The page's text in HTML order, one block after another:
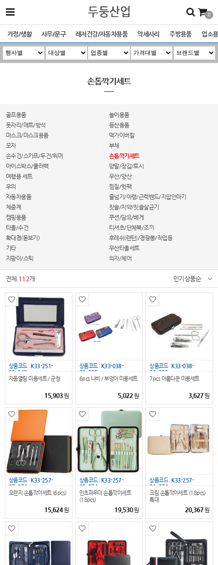
0
가정/생활 사무/문구 레저건강/자동차용품 악세사리 주방용품 업소
손톱깍기세트
골프용품
놀이용품
돗자리/매트/방석
등산용품
마스크/마스크용품
맥가이버칼
모자
부채
손수건/스카프/두건/워머
손톱깍기세트
아이스박스/쿨러백
양말/장갑/토시
여행용 세트
우산/양산
우의
찜질/핫팩
자동차용품
줄넘기/아령/근력밴드/지압안마기
체중계
칫솔/치약/칫솔살균기
캠핑용품
쿠션/담요/베게
타올/수건
티셔츠/단체복/조끼
확대경(돋보기)
후레쉬(랜턴)/경광봉/작업등
기타
우산타올세트
지팡이/스틱
의자/체어
전체 112개 인기상품순
상품코드 :K33-251-
20_148
자동열림 미용세트 / 군청
15,903원
상품코드 :K33-038-
03_275
6pcs 나비 / 부엉이 미용세트
5,022원
상품코드 :K33-038-
06_275
7pcs 아름다운 미용세트
3,627원
상품코드 : K33-257-
07_074
오렌지 손톱깍이세트 (6pcs)
15,624원
상품코드 : K33-257-
05_074
민초파우더 손톱깍이세트
(18pcs)
19,530원
상품코드 : K33-257-
01_074
크림 손톱깍이세트 (18pcs)
특대
20,367원